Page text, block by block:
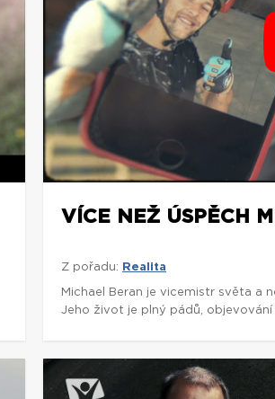
VÍCE NEŽ ÚSPĚCH
Z pořadu: Realita
Michael Beran je vicemistr světa a
Jeho život je plný pádů, objevování